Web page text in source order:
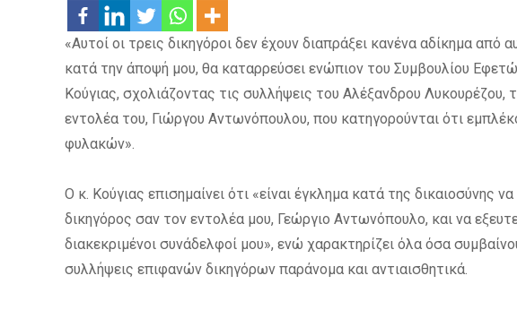
«Αυτοί οι τρεις δικηγόροι δεν έχουν διαπράξει κανένα αδίκημα από
κατά την άποψή μου, θα καταρρεύσει ενώπιον του Συμβουλίου
Κούγιας, σχολιάζοντας τις συλλήψεις του Αλέξανδρου
εντολέα του, Γιώργου Αντωνόπουλου, που κατηγορούνται ότι
φυλακών».
Ο κ. Κούγιας επισημαίνει ότι «είναι έγκλημα κατά της δικαιοσύνης
δικηγόρος σαν τον εντολέα μου, Γεώργιο Αντωνόπουλο, και να
διακεκριμένοι συνάδελφοί μου», ενώ χαρακτηρίζει όλα όσα
συλλήψεις επιφανών δικηγόρων παράνομα και αντιαισθητικά.